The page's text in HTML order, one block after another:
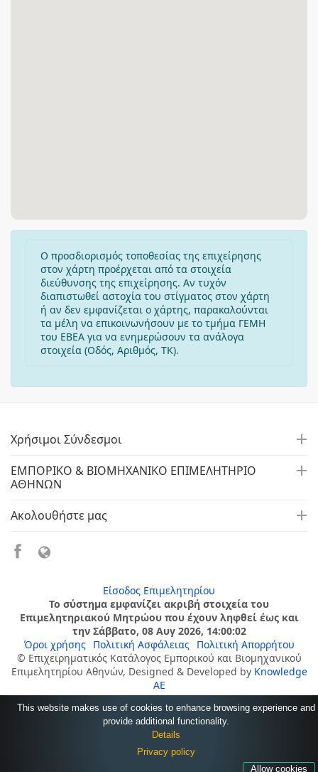
Ο προσδιορισμός τοποθεσίας της επιχείρησης
στον χάρτη προέρχεται από τα στοιχεία
διεύθυνσης της επιχείρησης. Αν τυχόν
διαπιστωθεί αστοχία του στίγματος στον χάρτη
ή αν δεν εμφανίζεται ο χάρτης, παρακαλούνται
τα μέλη να επικοινωνήσουν με το τμήμα ΓΕΜΗ
του ΕΒΕΑ για να ενημερώσουν τα ανάλογα
στοιχεία (Οδός, Αριθμός, ΤΚ).
Χρήσιμοι Σύνδεσμοι
ΕΜΠΟΡΙΚΟ & ΒΙΟΜΗΧΑΝΙΚΟ ΕΠΙΜΕΛΗΤΗΡΙΟ
ΑΘΗΝΩΝ
Ακολουθήστε μας
Είσοδος Επιμελητηρίου
Το σύστημα εμφανίζει ακριβή στοιχεία του
Επιμελητηριακού Μητρώου που έχουν ληφθεί έως και
την Σάββατο, 08 Αυγ 2026, 14:00:02
Όροι χρήσης
Πολιτική Ασφάλειας
Πολιτική Απορρήτου
© Επιχειρηματικός Κατάλογος Εμπορικού και Βιομηχανικού
Επιμελητηρίου Αθηνών, Designed & Developed by Knowledge
AE
This website makes use of cookies to enhance browsing experience and
provide additional functionality.
Details
Privacy policy
Allow cookies